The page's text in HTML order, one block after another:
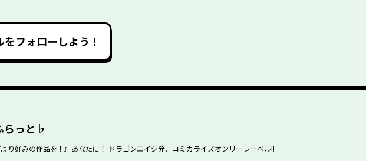
をフォローしよう！
らっと♭
より好みの作品を！』あなたに！ ドラゴンエイジ発、コミカライズオンリーレーベル!!